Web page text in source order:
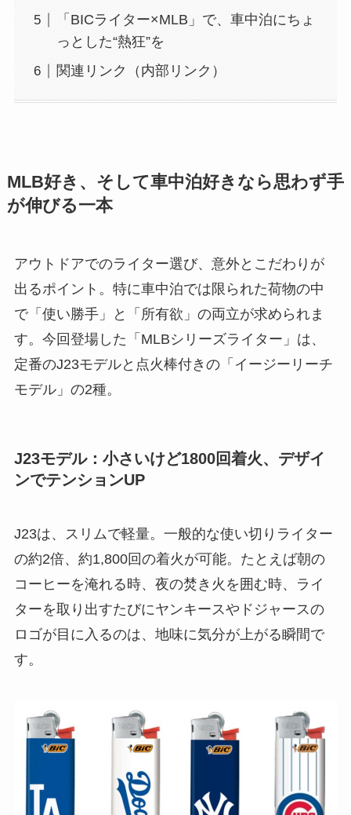
「BICライター×MLB」で、車中泊にちょ
っとした“熱狂”を
関連リンク（内部リンク）
MLB好き、そして車中泊好きなら思わず手
が伸びる一本
アウトドアでのライター選び、意外とこだわりが
出るポイント。特に車中泊では限られた荷物の中
で「使い勝手」と「所有欲」の両立が求められま
す。今回登場した「MLBシリーズライター」は、
定番のJ23モデルと点火棒付きの「イージーリーチ
モデル」の2種。
J23モデル：小さいけど1800回着火、デザイ
ンでテンションUP
J23は、スリムで軽量。一般的な使い切りライター
の約2倍、約1,800回の着火が可能。たとえば朝の
コーヒーを淹れる時、夜の焚き火を囲む時、ライ
ターを取り出すたびにヤンキースやドジャースの
ロゴが目に入るのは、地味に気分が上がる瞬間で
す。